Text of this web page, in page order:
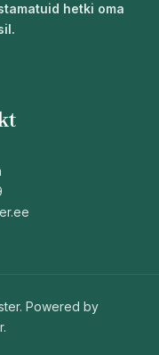
hetki oma
Powered by